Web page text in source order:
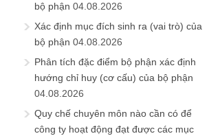
bộ phận 04.08.2026
Xác định mục đích sinh ra (vai trò) của
bộ phận 04.08.2026
Phân tích đặc điểm bộ phận xác định
hướng chỉ huy (cơ cấu) của bộ phận
04.08.2026
Quy chế chuyên môn nào cần có để
công ty hoạt động đạt được các mục